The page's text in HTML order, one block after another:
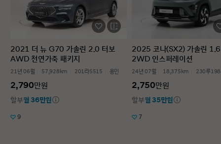
2021 더 뉴 G70 가솔린 2.0 터보
AWD 천연가죽 패키지
21년 06월 57,928km 201라5515 용인
2,790만원
할부월 36만원
9
2025 코나(SX2) 가솔린 1.6
2WD 인스퍼레이션
24년 07월 18,375km 230루
2,750만원
할부월 35만원
7